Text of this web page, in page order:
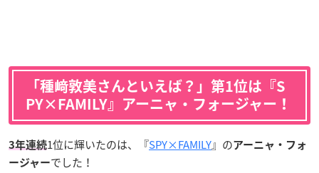
「種﨑敦美さんといえば？」第1位は『S
PY×FAMILY』アーニャ・フォージャー！
3年連続1位に輝いたのは、『SPY×FAMILY』のアーニャ・フォ
ージャーでした！